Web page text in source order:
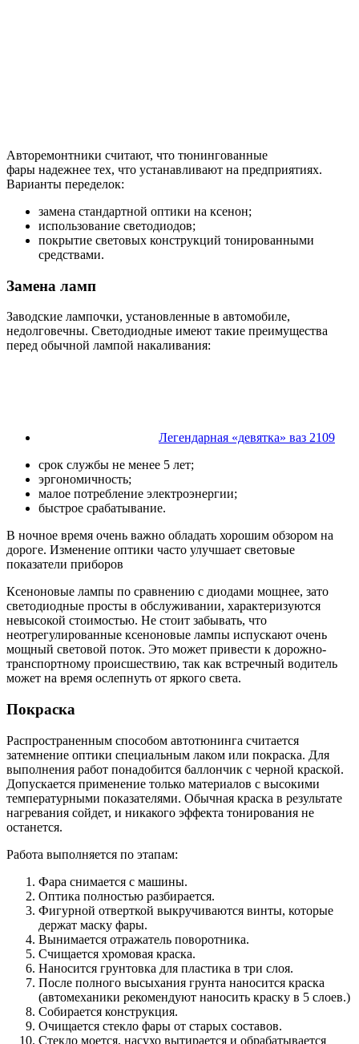
Авторемонтники считают, что тюнингованные
фары надежнее тех, что устанавливают на предприятиях.
Варианты переделок:
замена стандартной оптики на ксенон;
использование светодиодов;
покрытие световых конструкций тонированными
средствами.
Замена ламп
Заводские лампочки, установленные в автомобиле,
недолговечны. Светодиодные имеют такие преимущества
перед обычной лампой накаливания:
Легендарная «девятка» ваз 2109
срок службы не менее 5 лет;
эргономичность;
малое потребление электроэнергии;
быстрое срабатывание.
В ночное время очень важно обладать хорошим обзором на
дороге. Изменение оптики часто улучшает световые
показатели приборов
Ксеноновые лампы по сравнению с диодами мощнее, зато
светодиодные просты в обслуживании, характеризуются
невысокой стоимостью. Не стоит забывать, что
неотрегулированные ксеноновые лампы испускают очень
мощный световой поток. Это может привести к дорожно-
транспортному происшествию, так как встречный водитель
может на время ослепнуть от яркого света.
Покраска
Распространенным способом автотюнинга считается
затемнение оптики специальным лаком или покраска. Для
выполнения работ понадобится баллончик с черной краской.
Допускается применение только материалов с высокими
температурными показателями. Обычная краска в результате
нагревания сойдет, и никакого эффекта тонирования не
останется.
Работа выполняется по этапам:
Фара снимается с машины.
Оптика полностью разбирается.
Фигурной отверткой выкручиваются винты, которые
держат маску фары.
Вынимается отражатель поворотника.
Счищается хромовая краска.
Наносится грунтовка для пластика в три слоя.
После полного высыхания грунта наносится краска
(автомеханики рекомендуют наносить краску в 5 слоев.)
Собирается конструкция.
Очищается стекло фары от старых составов.
Стекло моется, насухо вытирается и обрабатывается